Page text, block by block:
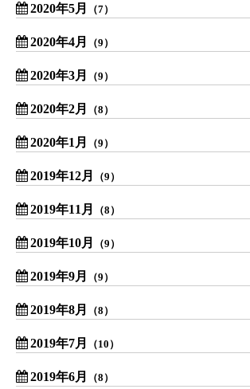
2020年5月 （7）
2020年4月 （9）
2020年3月 （9）
2020年2月 （8）
2020年1月 （9）
2019年12月 （9）
2019年11月 （8）
2019年10月 （9）
2019年9月 （9）
2019年8月 （8）
2019年7月 （10）
2019年6月 （8）